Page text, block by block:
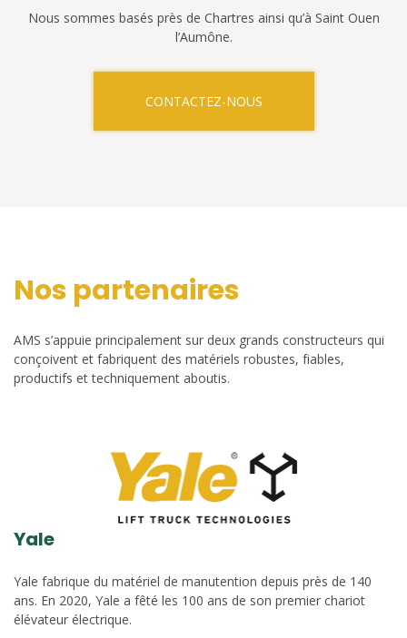
Nous sommes basés près de Chartres ainsi qu’à Saint Ouen
l’Aumône.
CONTACTEZ-NOUS
Nos partenaires
AMS s’appuie principalement sur deux grands constructeurs qui
conçoivent et fabriquent des matériels robustes, fiables,
productifs et techniquement aboutis.
Yale
Yale fabrique du matériel de manutention depuis près de 140
ans. En 2020, Yale a fêté les 100 ans de son premier chariot
élévateur électrique.